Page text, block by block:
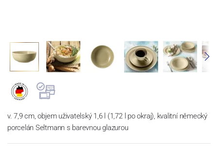
v. 7,9 cm, objem uživatelský 1,6 l (1,72 l po okraj), kvalitní německý
porcelán Seltmann s barevnou glazurou